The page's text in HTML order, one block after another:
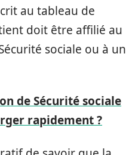
au tableau de
doit être affilié au
sociale ou à un
de Sécurité sociale
rapidement ?